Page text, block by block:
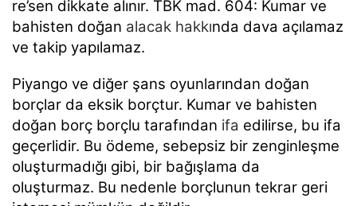
re’sen dikkate alınır. TBK mad. 604: Kumar ve
bahisten doğan alacak hakkında dava açılamaz
ve takip yapılamaz.
Piyango ve diğer şans oyunlarından doğan
borçlar da eksik borçtur. Kumar ve bahisten
doğan borç borçlu tarafından ifa edilirse, bu ifa
geçerlidir. Bu ödeme, sebepsiz bir zenginleşme
oluşturmadığı gibi, bir bağışlama da
oluşturmaz. Bu nedenle borçlunun tekrar geri